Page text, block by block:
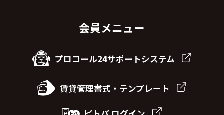
会員メニュー
プロコール24サポートシステム
賃貸管理書式・テンプレート